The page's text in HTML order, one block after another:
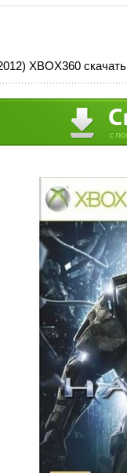
XBOX360